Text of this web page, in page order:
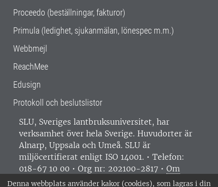
Denna webbplats använder kakor (cookies), som lagras i din
Proceedo (beställningar, fakturor)
Primula (ledighet, sjukanmälan, lönespec m.m.)
Webbmejl
ReachMee
Edusign
Protokoll och beslutslistor
SLU, Sveriges lantbruksuniversitet, har
verksamhet över hela Sverige. Huvudorter är
Alnarp, Uppsala och Umeå. SLU är
miljöcertifierat enligt ISO 14001. • Telefon:
018-67 10 00 • Org nr: 202100-2817 • Om
medarbetarwebben•SLU:s fakturaadress•